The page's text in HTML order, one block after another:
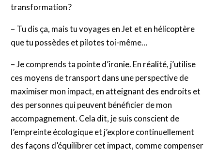
transformation ?
– Tu dis ça, mais tu voyages en Jet et en hélicoptère
que tu possèdes et pilotes toi-même…
– Je comprends ta pointe d’ironie. En réalité, j’utilise
ces moyens de transport dans une perspective de
maximiser mon impact, en atteignant des endroits et
des personnes qui peuvent bénéficier de mon
accompagnement. Cela dit, je suis conscient de
l’empreinte écologique et j’explore continuellement
des façons d’équilibrer cet impact, comme compenser